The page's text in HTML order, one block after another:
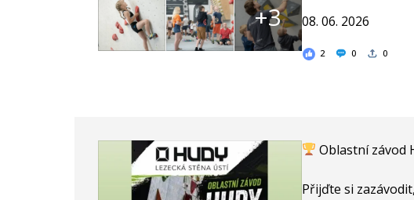
08. 06. 2026
2 0 0
+3
Oblastní závod
Přijďte si